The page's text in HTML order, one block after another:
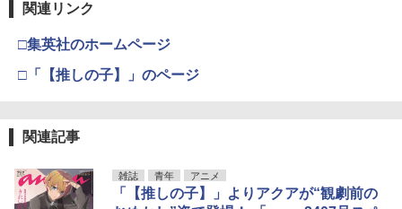
関連リンク
□集英社のホームページ
□「【推しの子】」のページ
関連記事
雑誌 青年 アニメ
「【推しの子】」よりアクアが“観劇前の